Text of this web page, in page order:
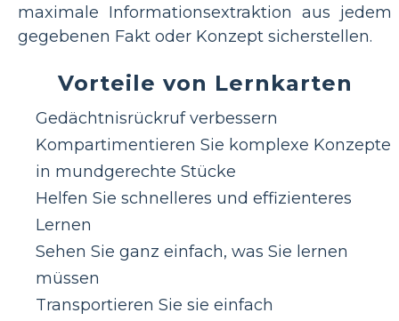
maximale Informationsextraktion aus jedem
gegebenen Fakt oder Konzept sicherstellen.
Vorteile von Lernkarten
Gedächtnisrückruf verbessern
Kompartimentieren Sie komplexe Konzepte
in mundgerechte Stücke
Helfen Sie schnelleres und effizienteres
Lernen
Sehen Sie ganz einfach, was Sie lernen
müssen
Transportieren Sie sie einfach